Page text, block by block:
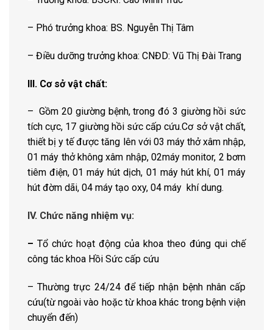
– Phó trưởng khoa: BS. Nguyễn Thị Tâm
– Điều dưỡng trưởng khoa: CNĐD: Vũ Thị Đài Trang
III. Cơ sở vật chất:
– Gồm 20 giường bệnh, trong đó 3 giường hồi sức
tích cực, 17 giường hồi sức cấp cứu.Cơ sở vật chất,
thiết bị y tế được tăng lên với 03 máy thở xâm nhập,
01 máy thở không xâm nhập, 02máy monitor, 2 bơm
tiêm điện, 01 máy hút dịch, 01 máy hút khí, 01 máy
hút đờm dãi, 04 máy tạo oxy, 04 máy khí dung.
IV. Chức năng nhiệm vụ:
– Tổ chức hoạt động của khoa theo đúng qui chế
công tác khoa Hồi Sức cấp cứu
– Thường trực 24/24 để tiếp nhận bệnh nhân cấp
cứu(từ ngoài vào hoặc từ khoa khác trong bệnh viện
chuyển đến)